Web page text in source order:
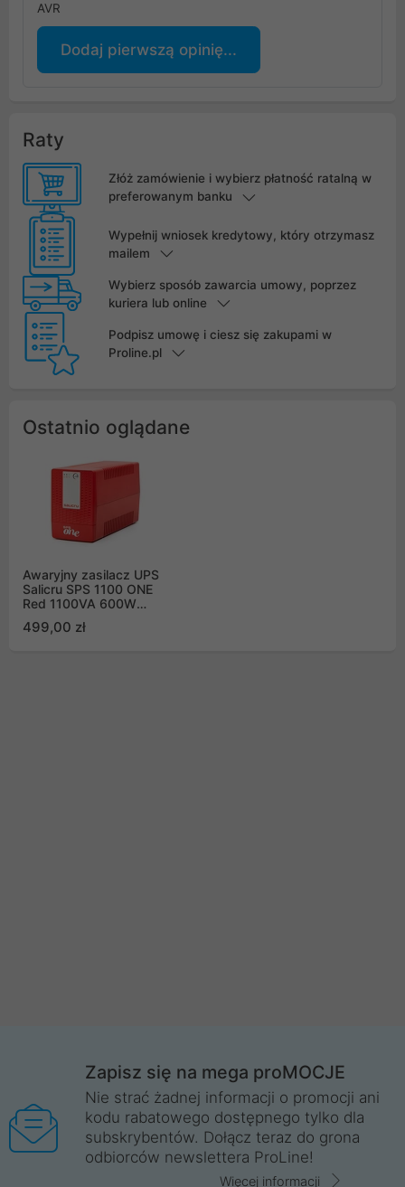
AVR
Dodaj pierwszą opinię...
Raty
Złóż zamówienie i wybierz płatność ratalną w
preferowanym banku
Wypełnij wniosek kredytowy, który otrzymasz
mailem
Wybierz sposób zawarcia umowy, poprzez
kuriera lub online
Podpisz umowę i ciesz się zakupami w
Proline.pl
Ostatnio oglądane
Awaryjny zasilacz UPS
Salicru SPS 1100 ONE
Red 1100VA 600W
499,00 zł
Zapisz się na mega proMOCJE
Nie strać żadnej informacji o promocji ani
kodu rabatowego dostępnego tylko dla
subskrybentów. Dołącz teraz do grona
odbiorców newslettera ProLine!
Więcej informacji